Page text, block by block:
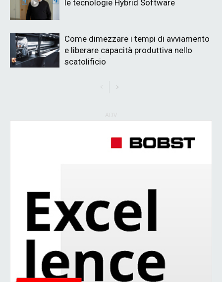
le tecnologie Hybrid Software
Come dimezzare i tempi di avviamento
e liberare capacità produttiva nello
scatolificio